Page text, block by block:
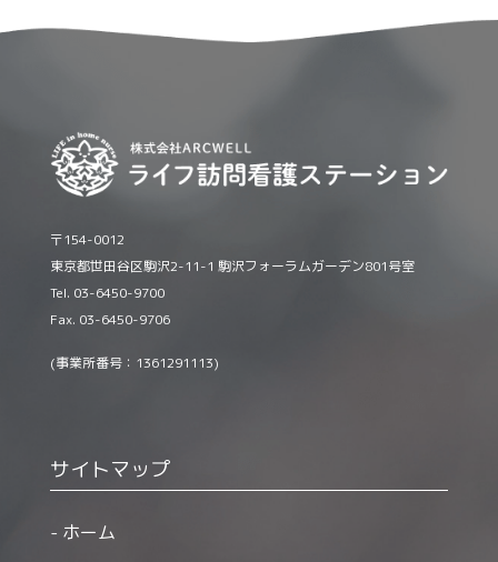
〒154-0012
東京都世田谷区駒沢2-11-1 駒沢フォーラムガーデン801号室
Tel. 03-6450-9700
Fax. 03-6450-9706
(事業所番号：1361291113)
サイトマップ
ホーム